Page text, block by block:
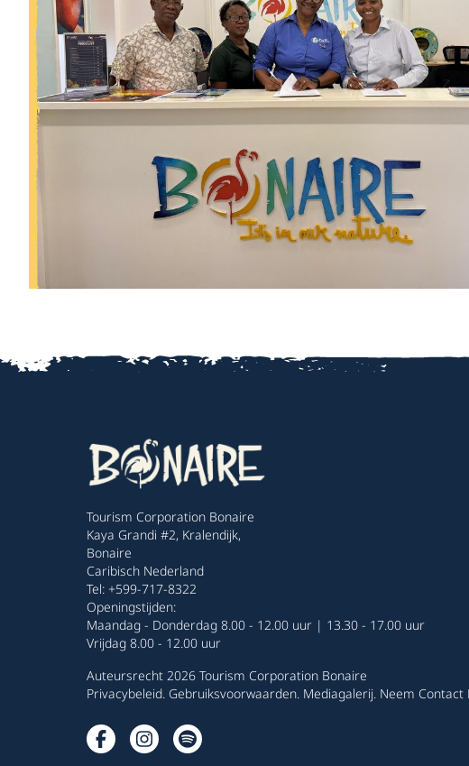
Tourism Corporation Bonaire
Kaya Grandi #2, Kralendijk,
Bonaire
Caribisch Nederland
Tel: +599-717-8322
Openingstijden:
Maandag - Donderdag 8.00 - 12.00 uur | 13.30 - 17.00 uur
Vrijdag 8.00 - 12.00 uur
Auteursrecht 2026 Tourism Corporation Bonaire
Privacybeleid. Gebruiksvoorwaarden. Mediagalerij. Neem Contact